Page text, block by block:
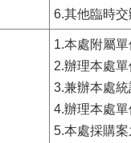
6.其他臨時交
1.本處附屬
2.辦理本處單
3.兼辦本處統
4.辦理本處單
5.本處採購案